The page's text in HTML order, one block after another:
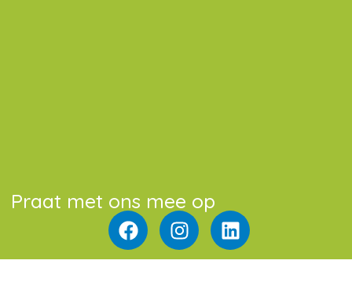
Praat met ons mee op